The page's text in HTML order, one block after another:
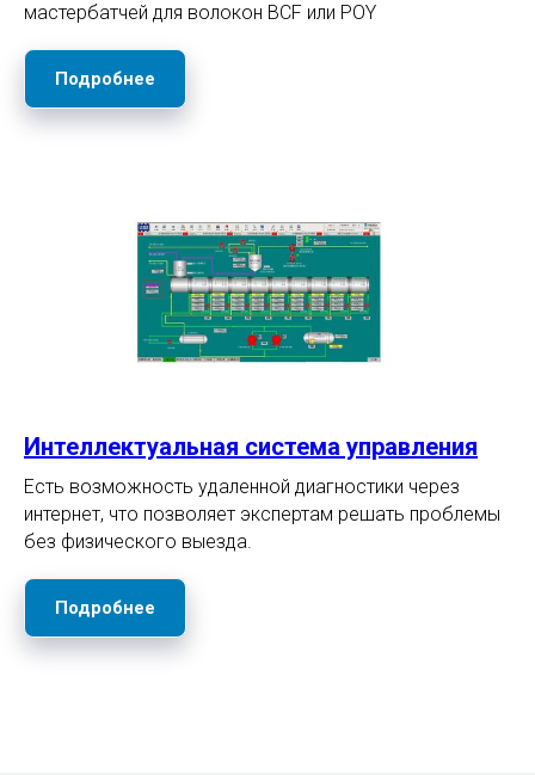
мастербатчей для волокон BCF или POY
Подробнее
Интеллектуальная система управления
Есть возможность удаленной диагностики через
интернет, что позволяет экспертам решать проблемы
без физического выезда.
Подробнее